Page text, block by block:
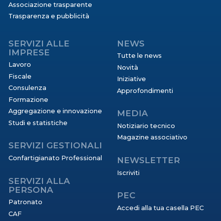
Associazione trasparente
Trasparenza e pubblicità
SERVIZI ALLE
IMPRESE
Lavoro
Fiscale
Consulenza
Formazione
Aggregazione e innovazione
Studi e statistiche
SERVIZI GESTIONALI
Confartigianato Professional
SERVIZI ALLA
PERSONA
Patronato
CAF
NEWS
Tutte le news
Novità
Iniziative
Approfondimenti
MEDIA
Notiziario tecnico
Magazine associativo
NEWSLETTER
Iscriviti
PEC
Accedi alla tua casella PEC